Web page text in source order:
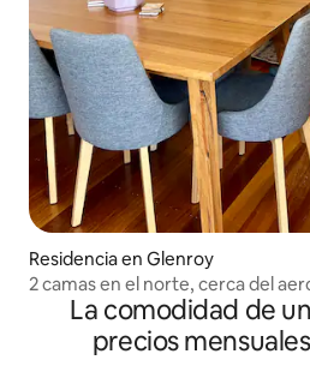
Residencia en Glenroy
2 camas en el norte, cerca del
La comodidad de
precios